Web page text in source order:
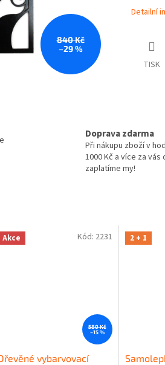
840 Kč
–29 %
Detailní
TISK
Doprava zdarma
Při nákupu zboží v
1000 Kč a více za vás
zaplatíme my!
Akce
580 Kč
–15 %
vybarvovací
Kód: 2231 2 + 1